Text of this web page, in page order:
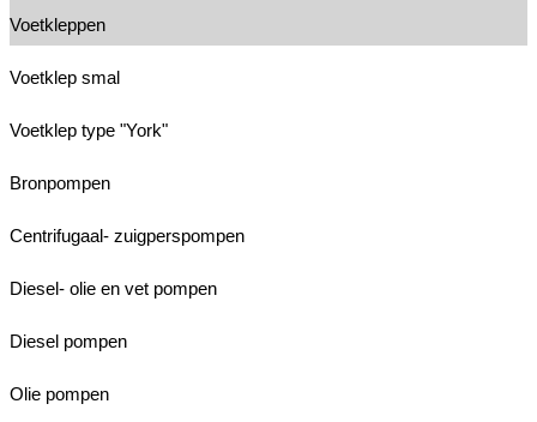
Voetkleppen
Voetklep smal
Voetklep type "York"
Bronpompen
Centrifugaal- zuigperspompen
Diesel- olie en vet pompen
Diesel pompen
Olie pompen